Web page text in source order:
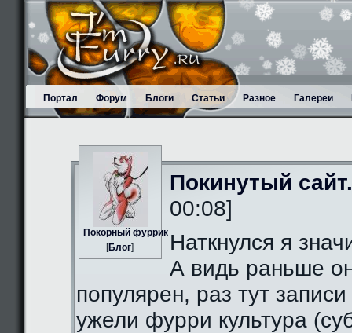
Портал Форум Блоги Статьи Разное Галереи
Пoкорный фуррик
[Блог]
Покинутый сайт.
00:08]
Наткнулся я
А видь раньше
популярен, раз тут
ужели фурри культура